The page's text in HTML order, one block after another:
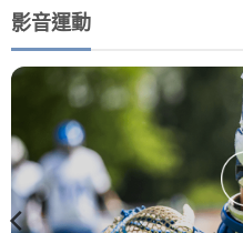
影音運動